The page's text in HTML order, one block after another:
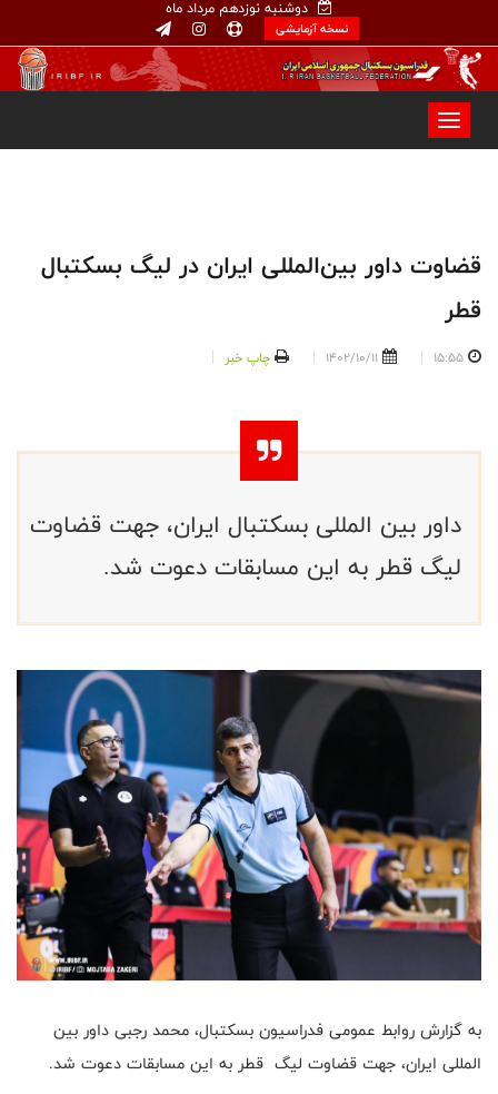
دوشنبه نوزدهم مرداد ماه
نسخه آزمایشی
قضاوت داور بین‌المللی ایران در لیگ بسکتبال
قطر
15:55
1402/10/11 چاپ خبر
داور بین المللی بسکتبال ایران، جهت قضاوت
لیگ قطر به این مسابقات دعوت شد.
به گزارش روابط عمومی فدراسیون بسکتبال، محمد رجبی داور بین
المللی ایران، جهت قضاوت لیگ قطر به این مسابقات دعوت شد.